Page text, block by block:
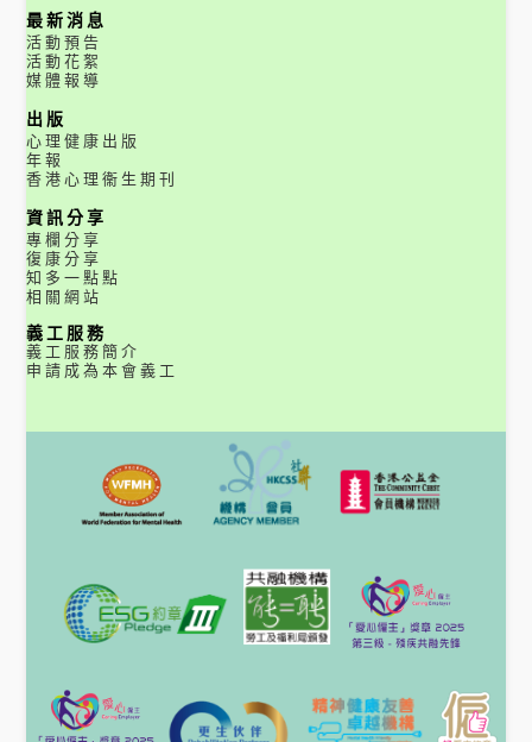
最新消息
活動預告
活動花絮
媒體報導
出版
心理健康出版
年報
香港心理衞生期刊
資訊分享
專欄分享
復康分享
知多一點點
相關網站
義工服務
義工服務簡介
申請成為本會義工